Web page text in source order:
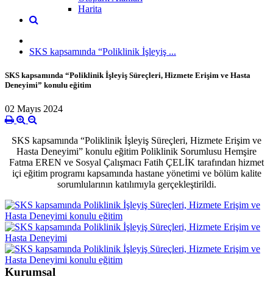
Harita
SKS kapsamında “Poliklinik İşleyiş ...
SKS kapsamında “Poliklinik İşleyiş Süreçleri, Hizmete Erişim ve Hasta
Deneyimi” konulu eğitim
02 Mayıs 2024
SKS kapsamında “Poliklinik İşleyiş Süreçleri, Hizmete Erişim ve
Hasta Deneyimi” konulu eğitim Poliklinik Sorumlusu Hemşire
Fatma EREN ve Sosyal Çalışmacı Fatih ÇELİK tarafından hizmet
içi eğitim programı kapsamında hastane yönetimi ve bölüm kalite
sorumlularının katılımıyla gerçekleştirildi.
Kurumsal